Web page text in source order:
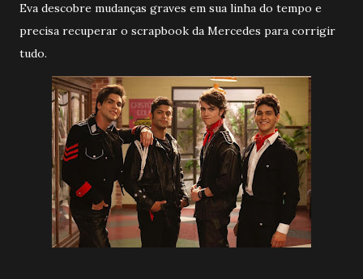
Eva descobre mudanças graves em sua linha do tempo e
precisa recuperar o scrapbook da Mercedes para corrigir
tudo.